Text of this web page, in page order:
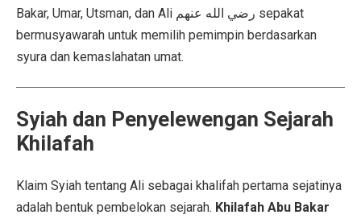
Bakar, Umar, Utsman, dan Ali رضي الله عنهم sepakat
bermusyawarah untuk memilih pemimpin berdasarkan
syura dan kemaslahatan umat.
Syiah dan Penyelewengan Sejarah
Khilafah
Klaim Syiah tentang Ali sebagai khalifah pertama sejatinya
adalah bentuk pembelokan sejarah. Khilafah Abu Bakar